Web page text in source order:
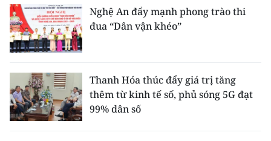
Nghệ An đẩy mạnh phong trào thi
đua “Dân vận khéo”
Thanh Hóa thúc đẩy giá trị tăng
thêm từ kinh tế số, phủ sóng 5G đạt
99% dân số